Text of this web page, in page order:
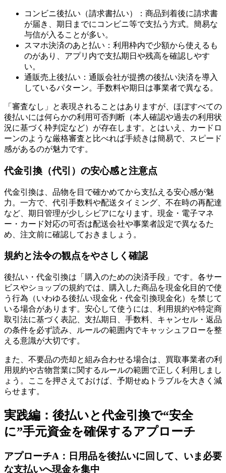
コンビニ後払い（請求書払い）：商品到着後に請求書
が届き、期日までにコンビニ等で支払う方式。簡易な
与信が入ることが多い。
スマホ決済のあと払い：利用枠内で少額から使えるも
のがあり、アプリ内で支払期日や残高を確認しやす
い。
通販売上後払い：通販会社が提携の後払い決済を導入
しているパターン。手数料や期日は事業者で異なる。
「審査なし」と表現されることはありますが、ほぼすべての
後払いには何らかの利用可否判断（本人確認や過去の利用状
況に基づく枠判定など）が存在します。とはいえ、カードロ
ーンのような厳格審査と比べれば手続きは簡易で、スピード
感があるのが魅力です。
代金引換（代引）の安心感と注意点
代金引換は、品物を目で確かめてから支払える安心感が魅
力。一方で、代引手数料や配送タイミング、不在時の再配達
など、期日管理が少しシビアになります。現金・電子マネ
ー・カード対応の可否は配送会社や事業者設定で異なるた
め、注文前に確認しておきましょう。
規約と法令の観点をやさしく確認
後払い・代金引換は「購入のための決済手段」です。各サー
ビスやショップの規約では、購入した商品を現金化目的で使
う行為（いわゆる後払い現金化・代金引換現金化）を禁じて
いる場合があります。安心して使うには、利用規約や特定商
取引法に基づく表記、支払期日、手数料、キャンセル・返品
の条件を必ず読み、ルールの範囲内でキャッシュフローを整
える意識が大切です。
また、不要品の売却と組み合わせる場合は、買取事業者の利
用規約や古物営業に関するルールの範囲で正しく利用しまし
ょう。ここを押さえておけば、予期せぬトラブルを大きく減
らせます。
実践編：後払いと代金引換で“安全
に”手元資金を確保するアプローチ
アプローチA：日用品を後払いに回して、いま必要
な支払いへ現金を集中